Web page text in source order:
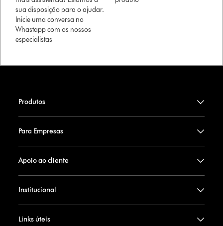
sua disposição para o ajudar.
Inicie uma conversa no
Whastapp com os nossos
especialistas
Produtos
Para Empresas
Apoio ao cliente
Institucional
Links úteis